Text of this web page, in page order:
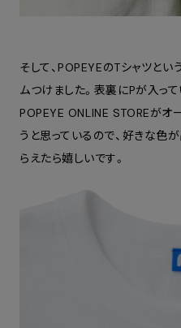
そして、POPEYEのTシャツと
ムつけました。表裏にPが入って
POPEYE ONLINE STOREがオ
うと思っているので、好きな色
らえたら嬉しいです。